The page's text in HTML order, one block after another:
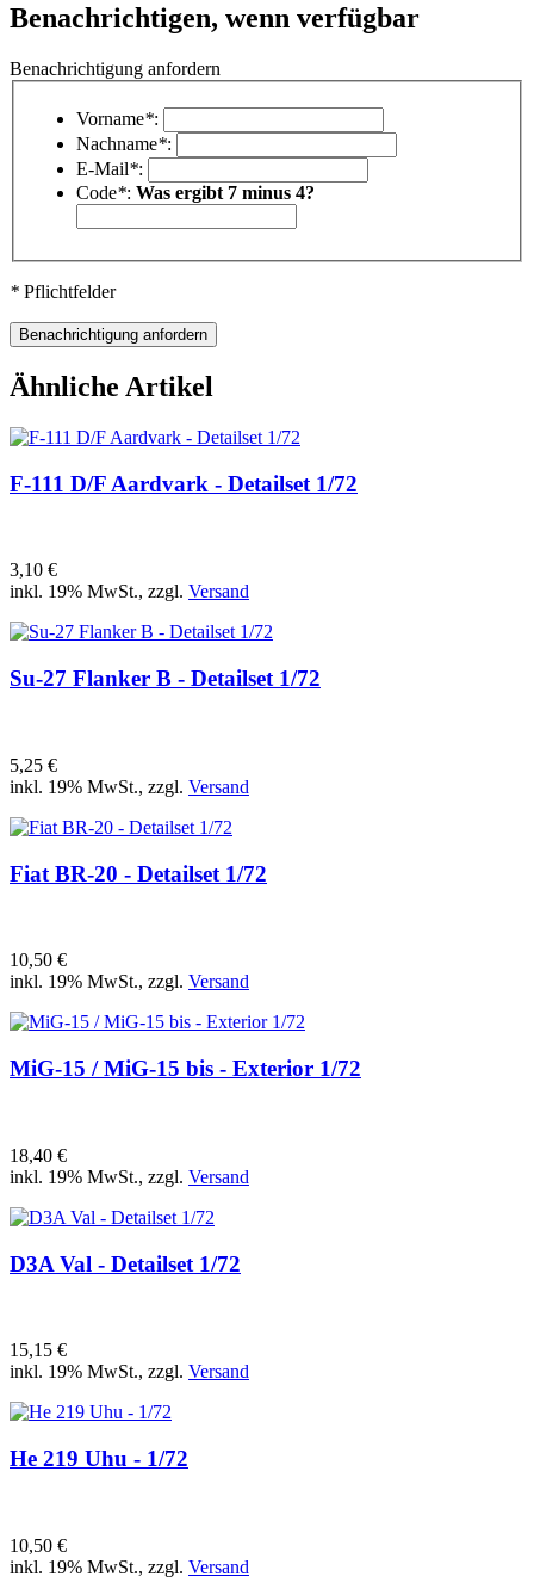
Benachrichtigen, wenn verfügbar
Benachrichtigung anfordern
Vorname*:
Nachname*:
E-Mail*:
Code*: Was ergibt 7 minus 4?
* Pflichtfelder
Ähnliche Artikel
F-111 D/F Aardvark - Detailset 1/72
3,10 €
inkl. 19% MwSt., zzgl. Versand
Su-27 Flanker B - Detailset 1/72
5,25 €
inkl. 19% MwSt., zzgl. Versand
Fiat BR-20 - Detailset 1/72
10,50 €
inkl. 19% MwSt., zzgl. Versand
MiG-15 / MiG-15 bis - Exterior 1/72
18,40 €
inkl. 19% MwSt., zzgl. Versand
D3A Val - Detailset 1/72
15,15 €
inkl. 19% MwSt., zzgl. Versand
He 219 Uhu - 1/72
10,50 €
inkl. 19% MwSt., zzgl. Versand